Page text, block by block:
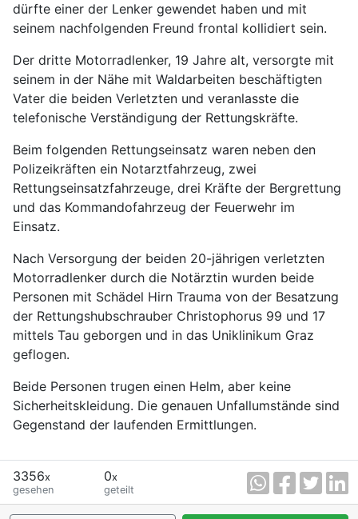
dürfte einer der Lenker gewendet haben und mit
seinem nachfolgenden Freund frontal kollidiert sein.
Der dritte Motorradlenker, 19 Jahre alt, versorgte mit
seinem in der Nähe mit Waldarbeiten beschäftigten
Vater die beiden Verletzten und veranlasste die
telefonische Verständigung der Rettungskräfte.
Beim folgenden Rettungseinsatz waren neben den
Polizeikräften ein Notarztfahrzeug, zwei
Rettungseinsatzfahrzeuge, drei Kräfte der Bergrettung
und das Kommandofahrzeug der Feuerwehr im
Einsatz.
Nach Versorgung der beiden 20-jährigen verletzten
Motorradlenker durch die Notärztin wurden beide
Personen mit Schädel Hirn Trauma von der Besatzung
der Rettungshubschrauber Christophorus 99 und 17
mittels Tau geborgen und in das Uniklinikum Graz
geflogen.
Beide Personen trugen einen Helm, aber keine
Sicherheitskleidung. Die genauen Unfallumstände sind
Gegenstand der laufenden Ermittlungen.
3356x
gesehen
0x
geteilt